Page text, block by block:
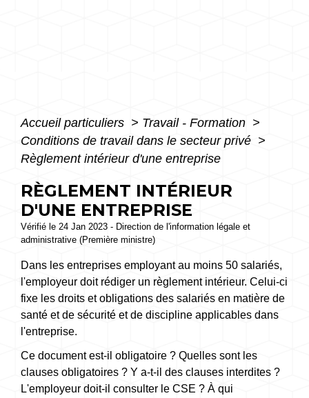
Accueil particuliers > Travail - Formation >
Conditions de travail dans le secteur privé >
Règlement intérieur d'une entreprise
RÈGLEMENT INTÉRIEUR
D'UNE ENTREPRISE
Vérifié le 24 Jan 2023 - Direction de l'information légale et
administrative (Première ministre)
Dans les entreprises employant au moins 50 salariés,
l'employeur doit rédiger un règlement intérieur. Celui-ci
fixe les droits et obligations des salariés en matière de
santé et de sécurité et de discipline applicables dans
l'entreprise.
Ce document est-il obligatoire ? Quelles sont les
clauses obligatoires ? Y a-t-il des clauses interdites ?
L'employeur doit-il consulter le CSE ? À qui